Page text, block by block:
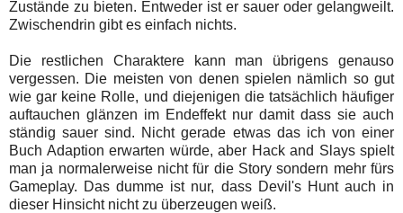
Zustände zu bieten. Entweder ist er sauer oder gelangweilt.
Zwischendrin gibt es einfach nichts.
Die restlichen Charaktere kann man übrigens genauso
vergessen. Die meisten von denen spielen nämlich so gut
wie gar keine Rolle, und diejenigen die tatsächlich häufiger
auftauchen glänzen im Endeffekt nur damit dass sie auch
ständig sauer sind. Nicht gerade etwas das ich von einer
Buch Adaption erwarten würde, aber Hack and Slays spielt
man ja normalerweise nicht für die Story sondern mehr fürs
Gameplay. Das dumme ist nur, dass Devil's Hunt auch in
dieser Hinsicht nicht zu überzeugen weiß.